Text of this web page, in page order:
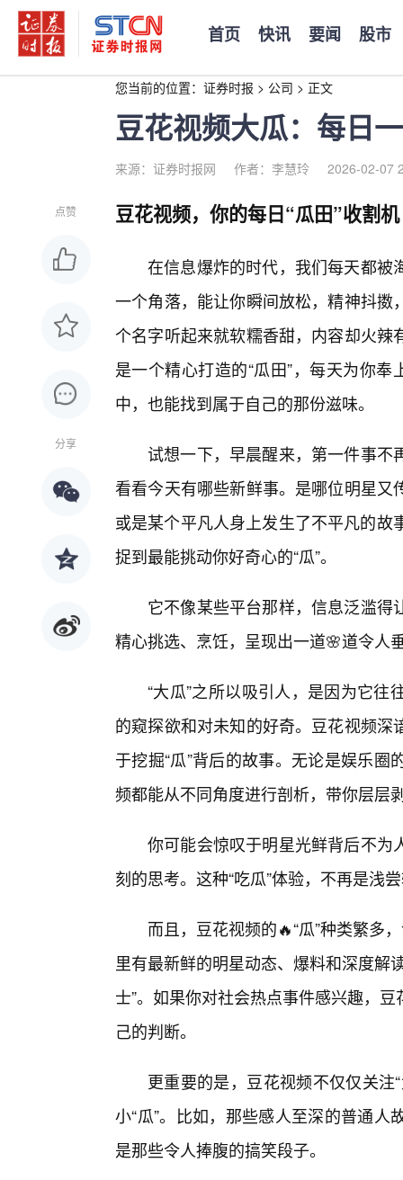
首页 快讯 要闻 股市
您当前的位置： 证券时报 > 公司 > 正文
豆花视频大瓜：每日
来源：证券时报网 作者：李慧玲 2026-02-07
点赞
分享
豆花视频，你的每日“瓜田”收割
在信息爆炸的时代，我们每天都被
一个角落，能让你瞬间放松，精神抖
个名字听起来就软糯香甜，内容却火
是一个精心打造的“瓜田”，每天为你
中，也能找到属于自己的那份滋味。
试想一下，早晨醒来，第一件事不
看看今天有哪些新鲜事。是哪位明星
或是某个平凡人身上发生了不平凡的
捉到最能挑动你好奇心的“瓜”。
它不像某些平台那样，信息泛滥
精心挑选、烹饪，呈现出一道🌸道令人
“大瓜”之所以吸引人，是因为它
的窥探欲和对未知的好奇。豆花视频
于挖掘“瓜”背后的故事。无论是娱乐
频都能从不同角度进行剖析，带你层层
你可能会惊叹于明星光鲜背后不为
刻的思考。这种“吃瓜”体验，不再是浅
而且，豆花视频的🔥“瓜”种类繁多
里有最新鲜的明星动态、爆料和深度解
士”。如果你对社会热点事件感兴趣，
己的判断。
更重要的是，豆花视频不仅仅关注
小“瓜”。比如，那些感人至深的普通
是那些令人捧腹的搞笑段子。